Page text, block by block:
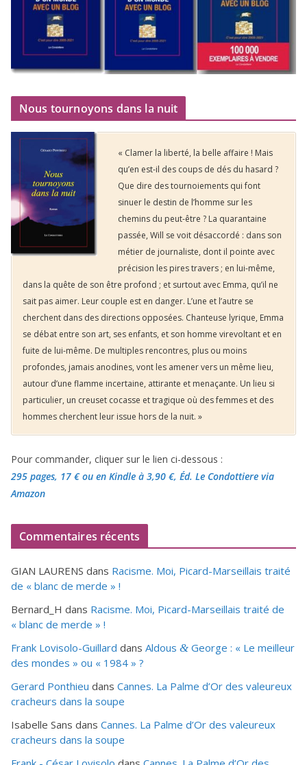
Nous tournoyons dans la nuit
« Clamer la liberté, la belle affaire ! Mais
qu’en est-il des coups de dés du hasard ?
Que dire des tournoiements qui font
sinuer le destin de l’homme sur les
chemins du peut-être ? La quarantaine
passée, Will se voit désaccordé : dans son
métier de journaliste, dont il pointe avec
précision les pires travers ; en lui-même,
dans la quête de son être profond ; et surtout avec Emma, qu’il ne
sait pas aimer. Leur couple est en danger. L’une et l’autre se
cherchent dans des directions opposées. Chanteuse lyrique, Emma
se débat entre son art, ses enfants, et son homme virevoltant et en
fuite de lui-même. De multiples rencontres, plus ou moins
profondes, jamais anodines, vont les amener vers un même lieu,
autour d’une flamme incertaine, attirante et menaçante. Un lieu si
particulier, un creuset cocasse et tragique où des femmes et des
hommes cherchent leur issue hors de la nuit. »
Pour commander, cliquer sur le lien ci-dessous :
295 pages, 17 €ou en Kindle à 3,90 €, Éd. Le Condottiere via
Amazon
Commentaires récents
GIAN LAURENS dans Racisme. Moi, Picard-Marseillais traité
de « blanc de merde » !
Bernard_H dans Racisme. Moi, Picard-Marseillais traité de
« blanc de merde » !
Frank Lovisolo-Guillard dans Aldous & George : « Le meilleur
des mondes » ou « 1984 » ?
Gerard Ponthieu dans Cannes. La Palme d’Or des valeureux
cracheurs dans la soupe
Isabelle Sans dans Cannes. La Palme d’Or des valeureux
cracheurs dans la soupe